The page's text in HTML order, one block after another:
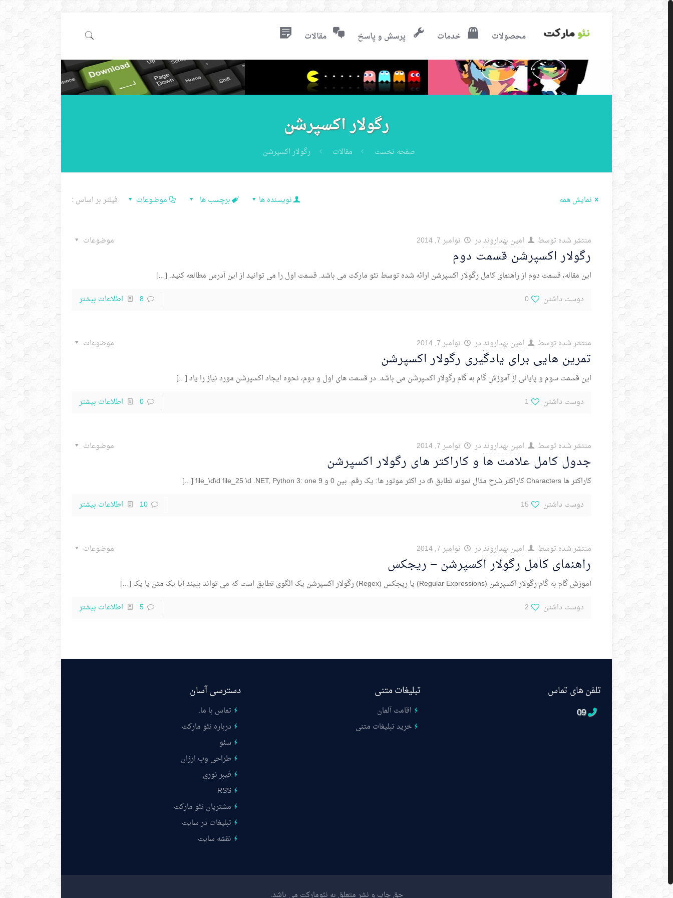
محصولات خدمات پرسش و پاسخ مقالات
رگولار اکسپرشن
صفحه نخست مقالات رگولار اکسپرشن
فیلتر بر اساس : موضوعات برچسب ها نویسنده ها نمایش همه
منتشر شده توسط امین بهدارونددر نوامبر 7, 2014 موضوعات
رگولار اکسپرشن قسمت دوم
این مقاله، قسمت دوم از راهنمای کامل رگولار اکسپرشن ارائه شده توسط نئو مارکت می باشد. قسمت اول را می توانید از این آدرس مطالعه کنید. […]
دوست داشتن
0
8 اطلاعات بیشتر
منتشر شده توسط امین بهدارونددر نوامبر 7, 2014 موضوعات
تمرین هایی برای یادگیری رگولار اکسپرشن
این قسمت سوم و پایانی از آموزش گام به گام رگولار اکسپرشن می باشد. در قسمت های اول و دوم، نحوه ایجاد اکسپرشن مورد نیاز را یاد[…]
دوست داشتن
1
0 اطلاعات بیشتر
منتشر شده توسط امین بهدارونددر نوامبر 7, 2014 موضوعات
جدول کامل علامت ها و کاراکتر های رگولار اکسپرشن
کاراکتر ها Characters کاراکتر شرح مثال نمونه تطابق \d در اکثر موتور ها: یک رقم. بین 0 و 9 file_\d\d file_25 \d .NET, Python 3: one
[…]
دوست داشتن
15
10 اطلاعات بیشتر
منتشر شده توسط امین بهدارونددر نوامبر 7, 2014 موضوعات
راهنمای کامل رگولار اکسپرشن – ریجکس
آموزش گام به گام رگولار اکسپرشن (Regular Expressions) یا ریجکس (Regex) رگولار اکسپرشن یک الگوی تطابق است که می تواند ببیند آیا یک متن یا یک
[…]
دوست داشتن
2
5 اطلاعات بیشتر
تلفن های تماس
09
تبلیغات متنی
اقامت آلمان
خرید تبلیغات متنی
دسترسی آسان
تماس با ما.
درباره نئو مارکت
سئو
طراحی وب ارزان
فیبر نوری
RSS
مشتریان نئو مارکت
تبلیغات در سایت
نقشه سایت
حق چاپ و نشر متعلق به نئومارکت می باشد.